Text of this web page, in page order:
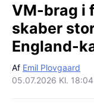
VM-brag i
skaber
England-
Af Emil Plovgaard
05.07.2026 Kl. 18:04